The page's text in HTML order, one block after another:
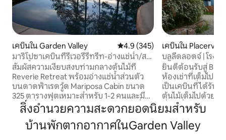
เคบินใน Garden Valley คะแนนเฉลี่ย 4.9 จาก 5, 345 รีวิว
4.9 (345)
มาริโปซาเคบินที่รีเวอรี่รีทรีท-อ่างแช่น้ำ/สระ
ว่ายน้ำ
สัมผัสความเงียบสงบท่ามกลางต้นไม้ที่
Reverie Retreat พร้อมอ่างแช่น้ำส่วนตัว
บนดาดฟ้าเรดวู้ด Mariposa Cabin ขนาด
325 ตารางฟุตเหมาะสำหรับ 1-2 คนและมี
ทุกสิ่งที่คุณต้องการสำหรับการเข้าพักที่
ผ่อนคลายท่ามกลางธรรมชาติ เดินไปไม่ไกล
ก็มีสระว่ายน้ำแบบอินฟินิตี้และอ่างน้ำร้อน
เคบินใน Placerville
บลูลีดลอดจ์ | โรง
+ ห้องเล่นเกม
ยินดีต้อนรับสู่ Blue
ห้องเช่าที่เต็มไปด้
เป็นเคบินที่ได้รับก
ต้นไม้เต็มไปด้วยกิ
ที่พักที่สมบูรณ์แบบ
บางอย่างสำหรับทุ
"ฉันเบื่อ "! ชมการเล่นดูกวางที่สถานที่พัก
ผ่อนที่เงียบสงบแ
สิ่งอำนวยความสะดวกยอดนิยมสำหรับ
บ้านพักตากอากาศในGarden Valley